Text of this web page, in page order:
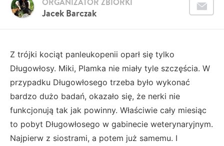
Jacek Barczak
Z trójki kociąt panleukopenii oparł się tylko
Długowłosy. Miki, Plamka nie miały tyle szczęścia. W
przypadku Długowłosego trzeba było wykonać
bardzo dużo badań, okazało się, że nerki nie
funkcjonują tak jak powinny. Właściwie cały miesiąc
to pobyt Długowłosego w gabinecie weterynaryjnym.
Najpierw z siostrami, a potem już samemu. I